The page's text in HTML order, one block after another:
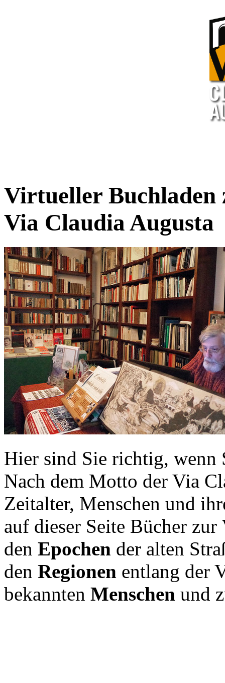
Virtueller Buchladen
Via Claudia Augusta
Hier sind Sie richtig, wenn
Nach dem Motto der Via
Zeitalter, Menschen und
auf dieser Seite Bücher zur
den Epochen der alten
den Regionen entlang der
bekannten Menschen und